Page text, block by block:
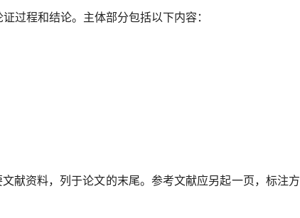
程和结论。主体部分包括以下内容：
资料，列于论文的末尾。参考文献应另起一页，标注方